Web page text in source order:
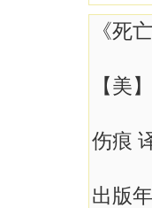
《死
【美
伤痕
出版